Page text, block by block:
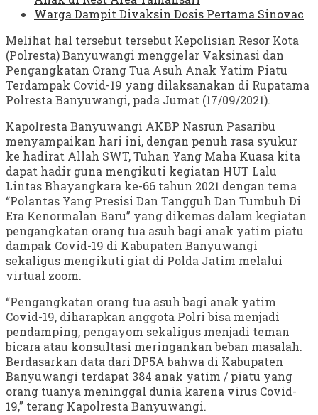
Warga Dampit Divaksin Dosis Pertama Sinovac
Melihat hal tersebut tersebut Kepolisian Resor Kota
(Polresta) Banyuwangi menggelar Vaksinasi dan
Pengangkatan Orang Tua Asuh Anak Yatim Piatu
Terdampak Covid-19 yang dilaksanakan di Rupatama
Polresta Banyuwangi, pada Jumat (17/09/2021).
Kapolresta Banyuwangi AKBP Nasrun Pasaribu
menyampaikan hari ini, dengan penuh rasa syukur
ke hadirat Allah SWT, Tuhan Yang Maha Kuasa kita
dapat hadir guna mengikuti kegiatan HUT Lalu
Lintas Bhayangkara ke-66 tahun 2021 dengan tema
“Polantas Yang Presisi Dan Tangguh Dan Tumbuh Di
Era Kenormalan Baru” yang dikemas dalam kegiatan
pengangkatan orang tua asuh bagi anak yatim piatu
dampak Covid-19 di Kabupaten Banyuwangi
sekaligus mengikuti giat di Polda Jatim melalui
virtual zoom.
“Pengangkatan orang tua asuh bagi anak yatim
Covid-19, diharapkan anggota Polri bisa menjadi
pendamping, pengayom sekaligus menjadi teman
bicara atau konsultasi meringankan beban masalah.
Berdasarkan data dari DP5A bahwa di Kabupaten
Banyuwangi terdapat 384 anak yatim / piatu yang
orang tuanya meninggal dunia karena virus Covid-
19,” terang Kapolresta Banyuwangi.